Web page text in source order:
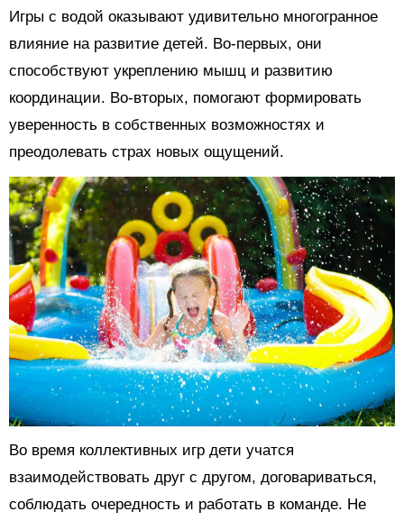
Игры с водой оказывают удивительно многогранное
влияние на развитие детей. Во-первых, они
способствуют укреплению мышц и развитию
координации. Во-вторых, помогают формировать
уверенность в собственных возможностях и
преодолевать страх новых ощущений.
Во время коллективных игр дети учатся
взаимодействовать друг с другом, договариваться,
соблюдать очередность и работать в команде. Не